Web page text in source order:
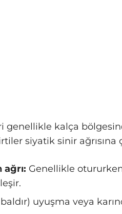
kalça
siyatik sinir
Genellikle
uyuşma veya